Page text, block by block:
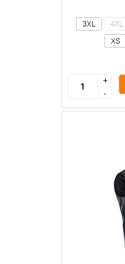
3XL 4XL
XS
+
-
+
-